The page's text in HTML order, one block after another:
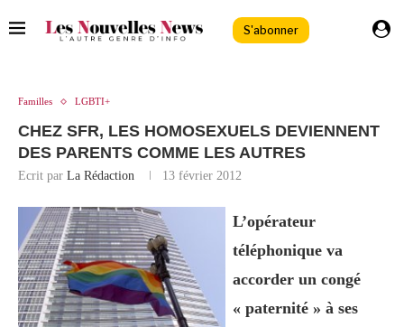
S'abonner
Familles LGBTI+
CHEZ SFR, LES HOMOSEXUELS DEVIENNENT
DES PARENTS COMME LES AUTRES
Ecrit par La Rédaction 13 février 2012
L’opérateur
téléphonique va
accorder un congé
« paternité » à ses